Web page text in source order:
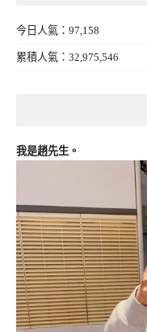
今日人氣：97,158
累積人氣：32,975,546
我是趙先生。